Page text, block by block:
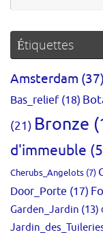
Étiquettes
Amsterdam (37)
Bas_relief(18)
(21) Bronze
d'immeuble
Cherubs_Angelots (7)
Door_Porte (17)
Garden_Jardin (13)